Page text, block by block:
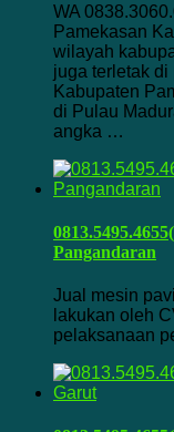
WA
Pamekasan
wilayah
juga terletak di
Kabupaten
di Pulau
angka …
Pangandaran
Jual mesin
lakukan oleh
pelaksanaan